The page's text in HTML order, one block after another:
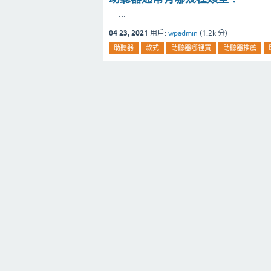
04 23, 2021 用戶: wpadmin (1.2k 分)
助聽器 款式 助聽器哪裡買 助聽器推薦